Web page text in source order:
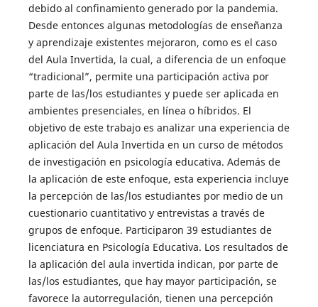
debido al confinamiento generado por la pandemia.
Desde entonces algunas metodologías de enseñanza
y aprendizaje existentes mejoraron, como es el caso
del Aula Invertida, la cual, a diferencia de un enfoque
“tradicional”, permite una participación activa por
parte de las/los estudiantes y puede ser aplicada en
ambientes presenciales, en línea o híbridos. El
objetivo de este trabajo es analizar una experiencia de
aplicación del Aula Invertida en un curso de métodos
de investigación en psicología educativa. Además de
la aplicación de este enfoque, esta experiencia incluye
la percepción de las/los estudiantes por medio de un
cuestionario cuantitativo y entrevistas a través de
grupos de enfoque. Participaron 39 estudiantes de
licenciatura en Psicología Educativa. Los resultados de
la aplicación del aula invertida indican, por parte de
las/los estudiantes, que hay mayor participación, se
favorece la autorregulación, tienen una percepción